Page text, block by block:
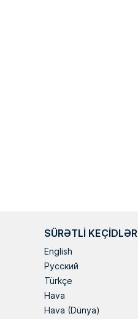
SÜRƏTLI KEÇIDLƏR
English
Русский
Türkçe
Hava
Hava (Dünya)